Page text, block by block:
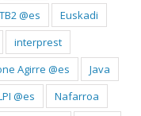
@es
Euskadi
interprest
Agirre @es
Java
@es
Nafarroa